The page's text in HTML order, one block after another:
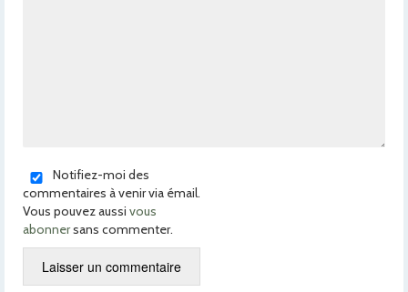
Notifiez-moi des
commentaires à venir via émail.
Vous pouvez aussi vous
abonnersans commenter.